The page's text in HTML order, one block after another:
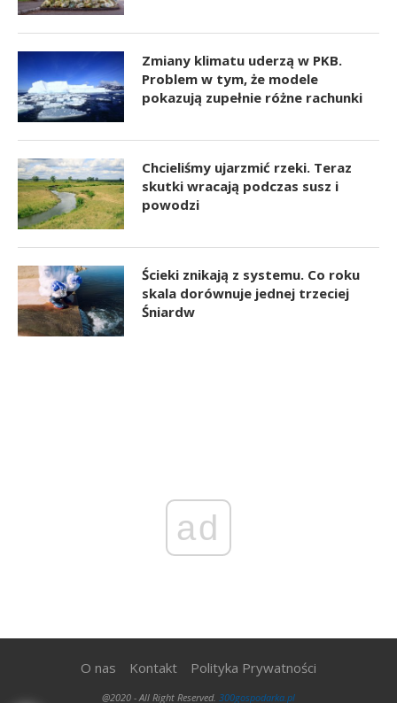
Zmiany klimatu uderzą w PKB.
Problem w tym, że modele
pokazują zupełnie różne rachunki
Chcieliśmy ujarzmić rzeki. Teraz
skutki wracają podczas susz i
powodzi
Ścieki znikają z systemu. Co roku
skala dorównuje jednej trzeciej
Śniardw
ad
O nas Kontakt Polityka Prywatności
@2020 - All Right Reserved. 300gospodarka.pl